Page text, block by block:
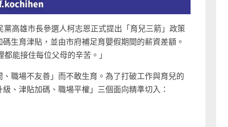
高雄市長參選人柯志恩正式提出「育兒三箭」政策
生育津貼，並由市府補足育嬰假期間的薪資差額。
能接住每位父母的辛苦。」
職場不友善」而不敢生育。為了打破工作與育兒的
、津貼加碼、職場平權」三個面向精準切入：